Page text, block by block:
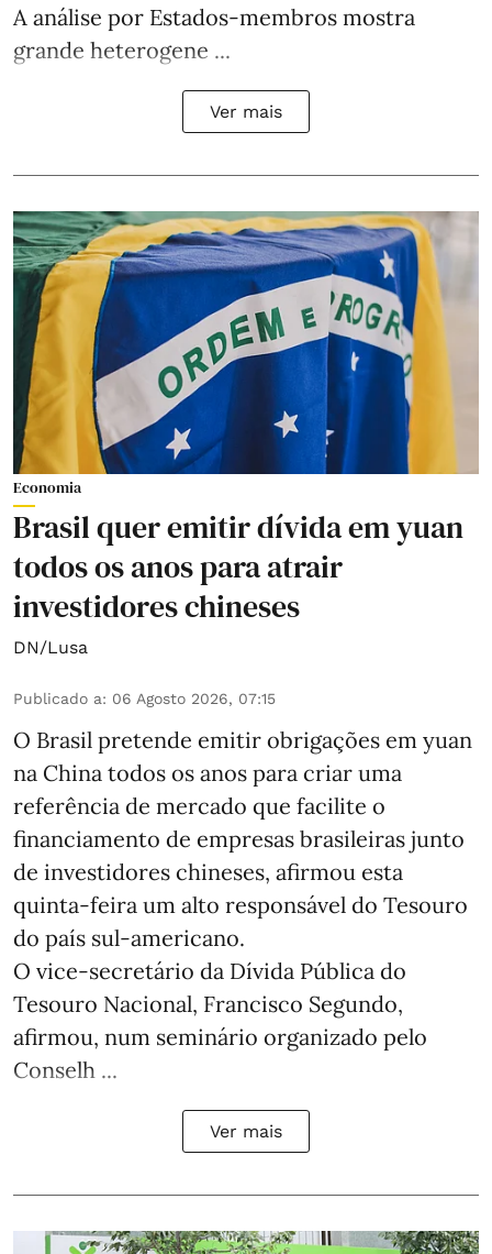
A análise por Estados‑membros mostra
grande heterogene ...
Ver mais
Economia
Brasil quer emitir dívida em yuan
todos os anos para atrair
investidores chineses
DN/Lusa
Publicado a: 06 Agosto 2026, 07:15
O Brasil pretende emitir obrigações em yuan
na China todos os anos para criar uma
referência de mercado que facilite o
financiamento de empresas brasileiras junto
de investidores chineses, afirmou esta
quinta-feira um alto responsável do Tesouro
do país sul-americano.
O vice-secretário da Dívida Pública do
Tesouro Nacional, Francisco Segundo,
afirmou, num seminário organizado pelo
Conselh ...
Ver mais